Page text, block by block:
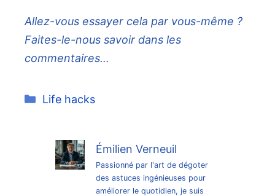
Allez-vous essayer cela par vous-même ?
Faites-le-nous savoir dans les
commentaires…
Catégories
Life hacks
Émilien Verneuil
Passionné par l'art de dégoter
des astuces ingénieuses pour
améliorer le quotidien, je suis